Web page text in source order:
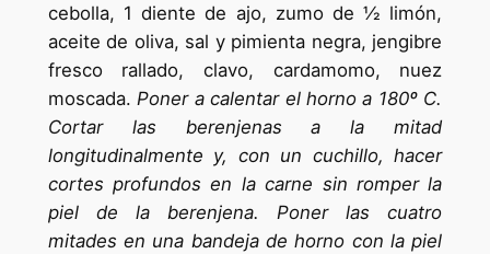
cebolla, 1 diente de ajo, zumo de ½ limón,
aceite de oliva, sal y pimienta negra, jengibre
fresco rallado, clavo, cardamomo, nuez
moscada. Poner a calentar el horno a 180º C.
Cortar las berenjenas a la mitad
longitudinalmente y, con un cuchillo, hacer
cortes profundos en la carne sin romper la
piel de la berenjena. Poner las cuatro
mitades en una bandeja de horno con la piel